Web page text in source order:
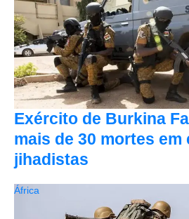
Exército de Burkina
mais de 30 mortes em
jihadistas
África